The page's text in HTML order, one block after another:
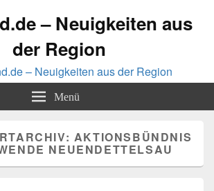
– Neuigkeiten aus
der Region
Menü
AKTIONSBÜNDNIS
NEUENDETTELSAU